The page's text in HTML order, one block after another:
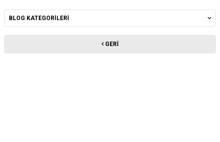
BLOG KATEGORILERI
GERI